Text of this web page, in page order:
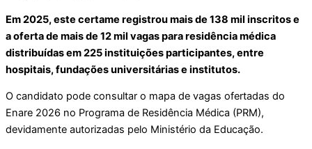
Em 2025, este certame registrou mais de 138 mil inscritos e
a oferta de mais de 12 mil vagas para residência médica
distribuídas em 225 instituições participantes, entre
hospitais, fundações universitárias e institutos.
O candidato pode consultar o mapa de vagas ofertadas do
Enare 2026 no Programa de Residência Médica (PRM),
devidamente autorizadas pelo Ministério da Educação.